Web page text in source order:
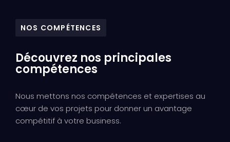
NOS COMPÉTENCES
Découvrez nos principales
compétences
Nous mettons nos compétences et expertises au
cœur de vos projets pour donner un avantage
compétitif à votre business.